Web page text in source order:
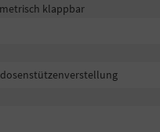
klappbar